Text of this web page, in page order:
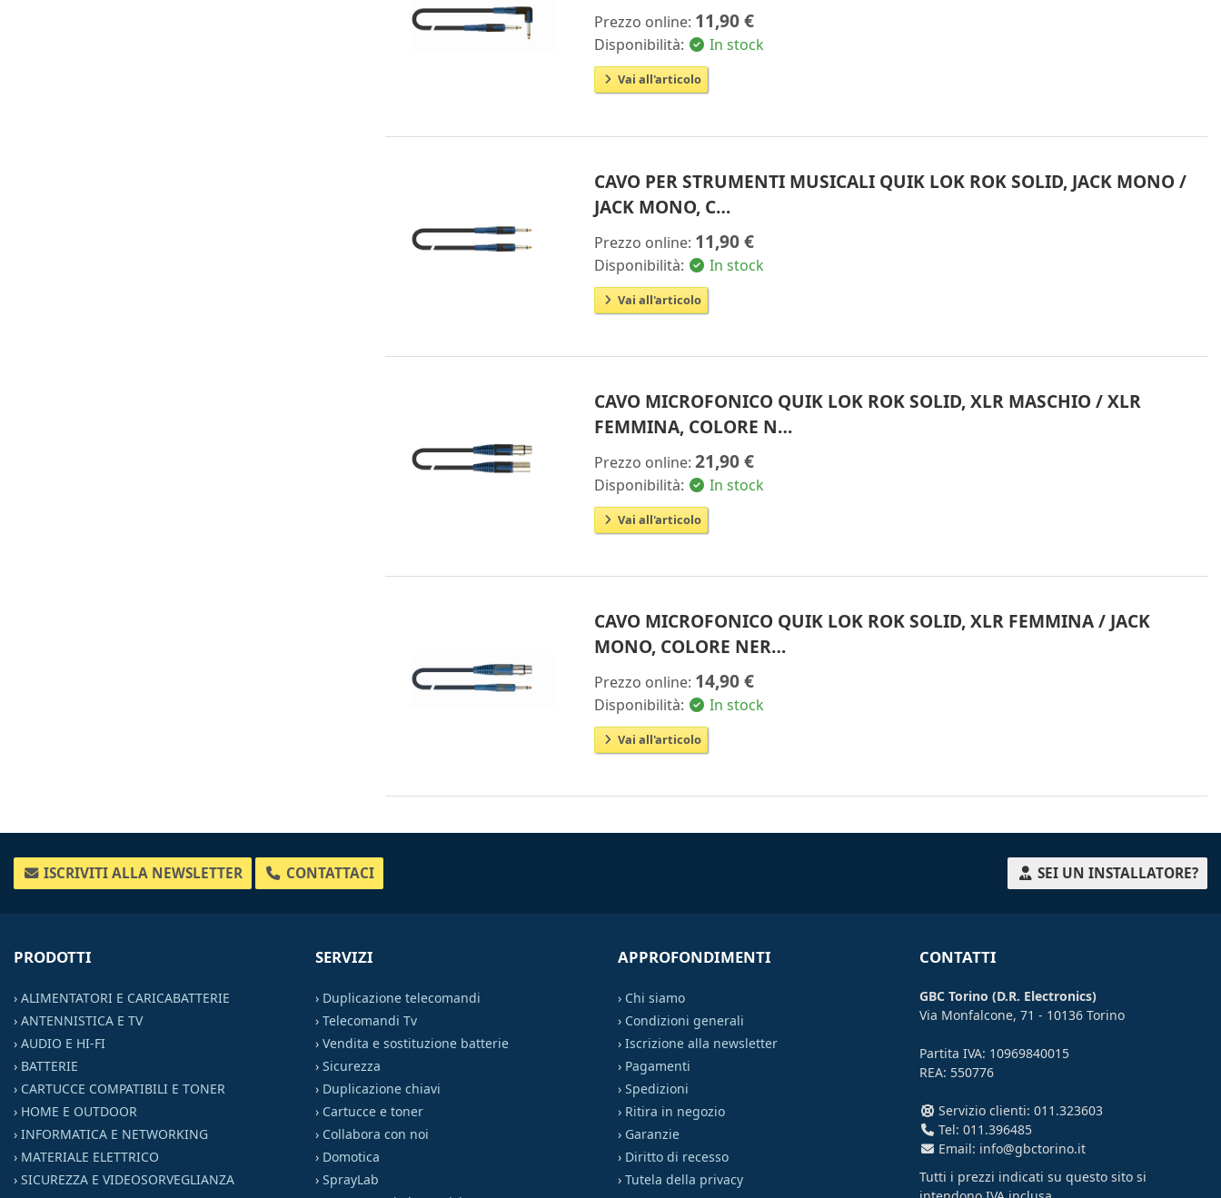
Prezzo online: 11,90 €
Disponibilità: In stock
Vai all'articolo
CAVO PER STRUMENTI MUSICALI QUIK LOK ROK SOLID, JACK MONO /
JACK MONO, C…
Prezzo online: 11,90 €
Disponibilità: In stock
Vai all'articolo
CAVO MICROFONICO QUIK LOK ROK SOLID, XLR MASCHIO / XLR
FEMMINA, COLORE N…
Prezzo online:21,90 €
Disponibilità: In stock
Vai all'articolo
CAVO MICROFONICO QUIK LOK ROK SOLID, XLR FEMMINA / JACK
MONO, COLORE NER…
Prezzo online: 14,90 €
Disponibilità: In stock
Vai all'articolo
ISCRIVITI ALLA NEWSLETTER CONTATTACI SEI UN INSTALLATORE?
PRODOTTI
› ALIMENTATORI E CARICABATTERIE
› ANTENNISTICA E TV
› AUDIO E HI-FI
› BATTERIE
› CARTUCCE COMPATIBILI E TONER
› HOME E OUTDOOR
› INFORMATICA E NETWORKING
› MATERIALE ELETTRICO
› SICUREZZA E VIDEOSORVEGLIANZA
SERVIZI
› Duplicazione telecomandi
›Telecomandi Tv
›Vendita e sostituzione batterie
›Sicurezza
› Duplicazione chiavi
› Cartucce e toner
› Collabora con noi
› Domotica
›SprayLab
APPROFONDIMENTI
› Chi siamo
› Condizioni generali
› Iscrizione alla newsletter
› Pagamenti
› Spedizioni
› Ritira in negozio
› Garanzie
› Diritto di recesso
› Tutela della privacy
CONTATTI
GBC Torino (D.R. Electronics)
Via Monfalcone, 71 - 10136 Torino
Partita IVA: 10969840015
REA: 550776
Servizio clienti: 011.323603
Tel: 011.396485
Email: info@gbctorino.it
Tutti i prezzi indicati su questo sito si